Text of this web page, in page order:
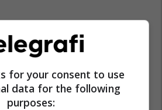
for your consent to use
data for the following
purposes: